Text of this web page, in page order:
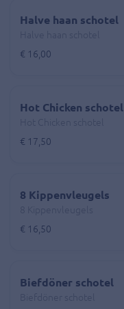
Halve haan schotel
€ 16,00
Hot Chicken schotel
€ 17,50
8 Kippenvleugels
€ 16,50
Biefdöner schotel